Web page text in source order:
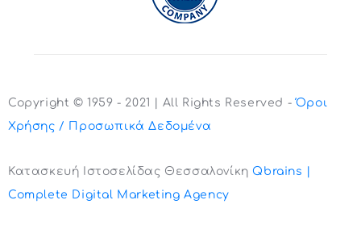
Copyright © 1959 - 2021 | All Rights Reserved -Όροι
Χρήσης / Προσωπικά Δεδομένα
Κατασκευή Ιστοσελίδας ΘεσσαλονίκηQbrains |
Complete Digital Marketing Agency